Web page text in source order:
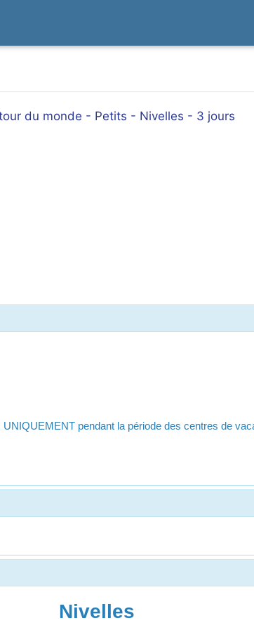
du monde - Petits - Nivelles - 3 jours
pendant la période des centres de
Nivelles